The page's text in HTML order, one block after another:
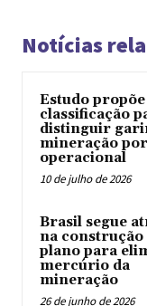
Notícias
Estudo
classificação
distinguir
mineração
operacional
10 de julho de 2026
Brasil segue
na construção
plano para
mercúrio da
mineração
26 de junho de 2026